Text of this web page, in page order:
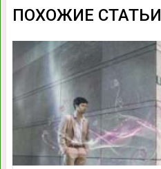
ПОХОЖИЕ СТАТЬИ